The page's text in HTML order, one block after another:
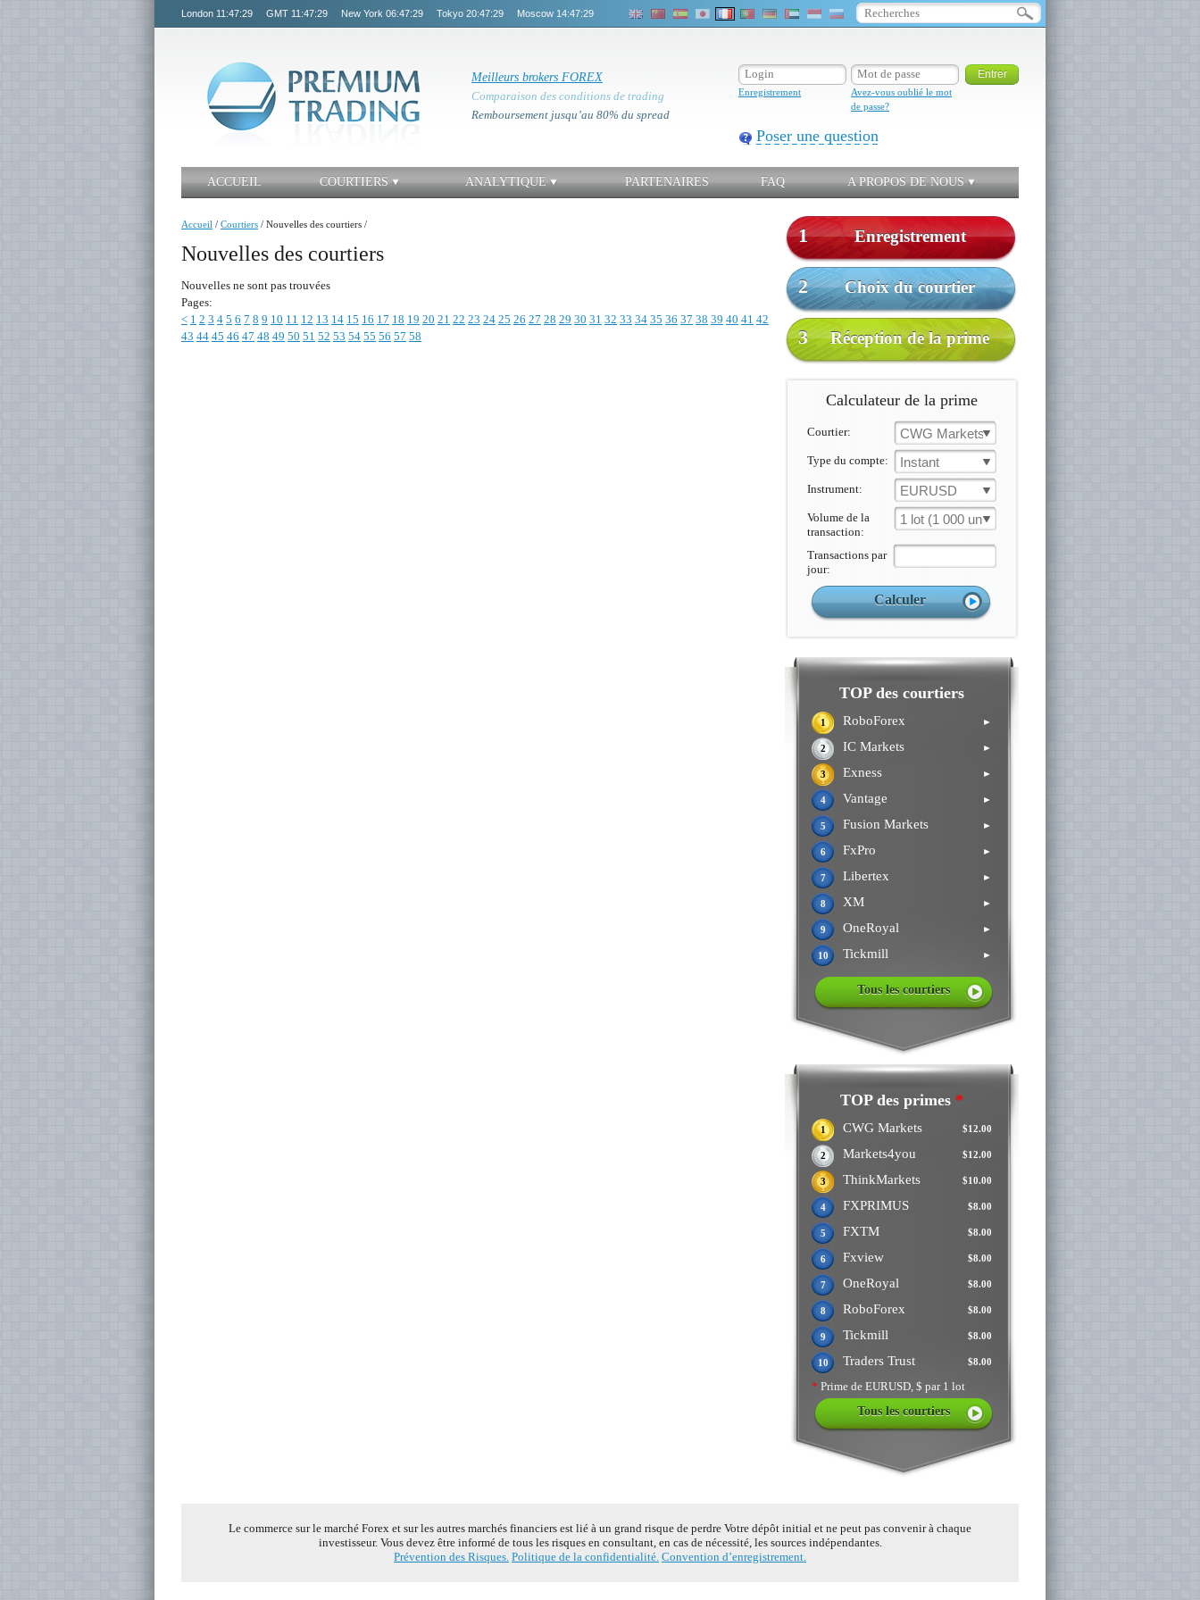
London 11:47:29 GMT 11:47:29 New York 06:47:29 Tokyo 20:47:29 Moscow 14:47:29
Meilleurs brokers FOREX
Comparaison des conditions de trading
Remboursement jusqu’au 80% du spread
Enregistrement
Avez-vous oublié le mot
de passe?
Poser une question
ACCUEIL COURTIERS ANALYTIQUE PARTENAIRES FAQ A PROPOS DE NOUS
1 Enregistrement
2 Choix du courtier
3 Réception de la prime
Calculateur de la prime
Courtier: CWG Markets
Type du compte: Instant
Instrument: EURUSD
Volume de la
transaction:
1 lot (1 000 un.)
Transactions par
jour:
TOP des courtiers
1 RoboForex ►
2 IC Markets ►
3 Exness ►
4 Vantage ►
5 Fusion Markets ►
6 FxPro ►
7 Libertex ►
8 XM ►
9 OneRoyal ►
10 Tickmill ►
Tous les courtiers
TOP des primes *
$12.00
1 CWG Markets
$12.00
2 Markets4you
$10.00
3 ThinkMarkets
$8.00
4 FXPRIMUS
$8.00
5 FXTM
$8.00
6 Fxview
$8.00
7 OneRoyal
$8.00
8 RoboForex
$8.00
9 Tickmill
$8.00
10 Traders Trust
* Prime de EURUSD, $ par 1 lot
Tous les courtiers
Accueil / Courtiers / Nouvelles des courtiers /
Nouvelles des courtiers
Nouvelles ne sont pas trouvées
Pages:
< 1 2 3 4 5 6 7 8 9 10 11 12 13 14 15 16 17 18 19 20 21 22 23 24 25 26 27 28 29 30 31 32 33 34 35 36 37 38 39 40 41 42
43 44 45 46 47 48 49 50 51 52 53 54 55 56 57 58
Le commerce sur le marché Forex et sur les autres marchés financiers est lié à un grand risque de perdre Votre dépôt initial et ne peut pas convenir à chaque
investisseur. Vous devez être informé de tous les risques en consultant, en cas de nécessité, les sources indépendantes.
Prévention des Risques. Politique de la confidentialité. Convention d’enregistrement.